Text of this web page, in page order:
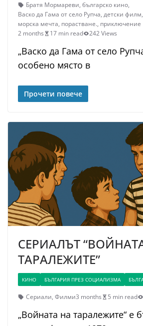
Братя Мормареви, българско кино,
Васко да Гама от село Рупча, детски филм,
морска мечта, порастване., приключение
2 months
17 min read 242 Views
„Васко да Гама от село
особено място в
Прочети повече
СЕРИАЛЪТ
ТАРАЛЕЖИТЕ”
КИНО БЪЛГАРИЯ ПРЕЗ СОЦИАЛИЗМА
Сериали, Филми3 months 5 min read
„Войната на таралежите“ е